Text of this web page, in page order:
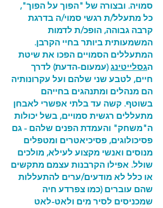
סמויה. ובצורה של "הפוך על הפוך",
כל מתעלל/ת רגשי סמוי/ה בדרגת
קרבה גבוהה, הופכ/ת לדמות
המשמעותית ביותר בחיי הקרבן.
המתעללים הסמויים הפכו את שיטת
הגסלייטינג(עמעום-הדעת) לדרך
חיים, לטבע שני שלהם ועל עקרונותיה
הם מנהלים ומתנהגים בחייהם
בשוטף. קשה עד בלתי אפשרי לאבחן
מתעללים רגשית סמויים, בשל יכולות
ה"משחק" והעמדת הפנים שלהם - גם
פסיכולוגים, פסיכיאטרים ומטפלים
מנוסים ואנשי מקצוע לעילא, מולכים
שולל. אפילו הקרבנות עצמם מתקשים
או כלל לא מודעים/ערים להתעללות
שהם עוברים (כמו צפרדע חיה
שמכניסים לסיר מים ולאט-לאט